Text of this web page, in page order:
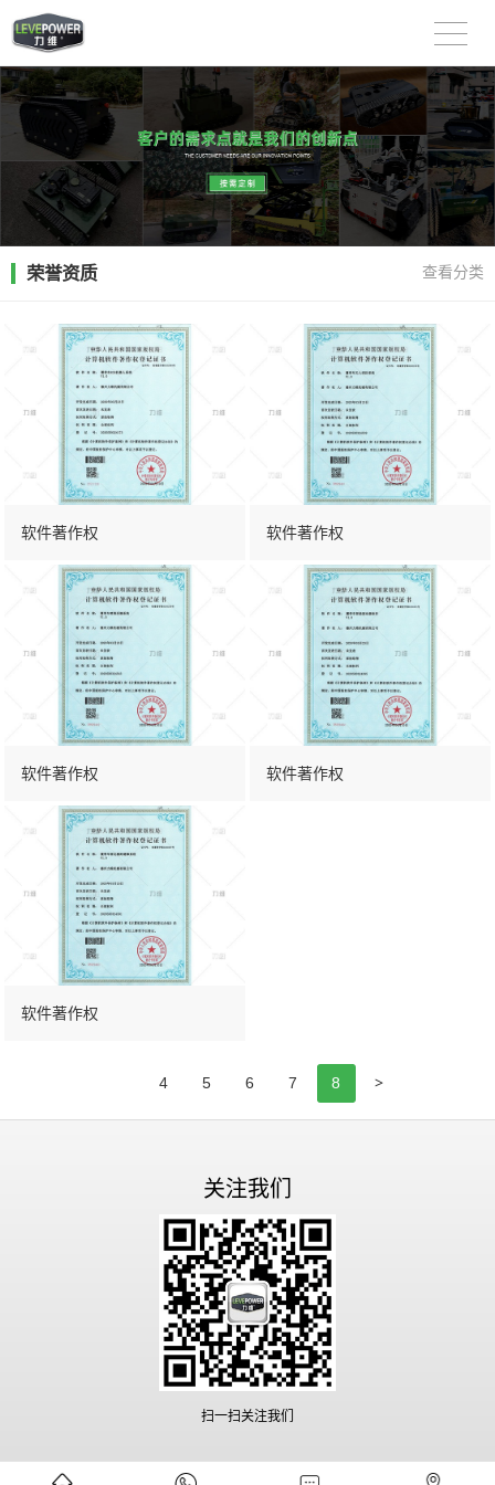
荣誉资质 查看分类
软件著作权 软件著作权
软件著作权 软件著作权
软件著作权
4 5 6 7 8 >
关注我们
扫一扫关注我们